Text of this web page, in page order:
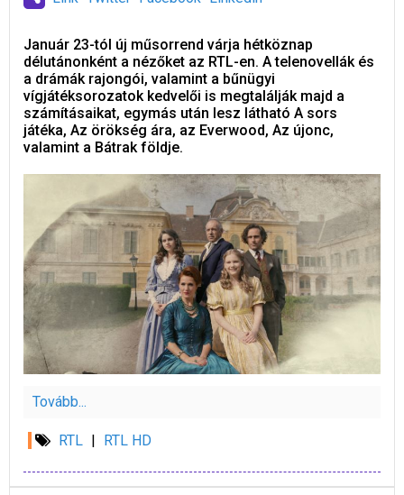
Január 23-tól új műsorrend várja hétköznap
délutánonként a nézőket az RTL-en. A telenovellák és
a drámák rajongói, valamint a bűnügyi
vígjátéksorozatok kedvelői is megtalálják majd a
számításaikat, egymás után lesz látható A sors
játéka, Az örökség ára, az Everwood, Az újonc,
valamint a Bátrak földje.
Tovább...
RTL RTL HD